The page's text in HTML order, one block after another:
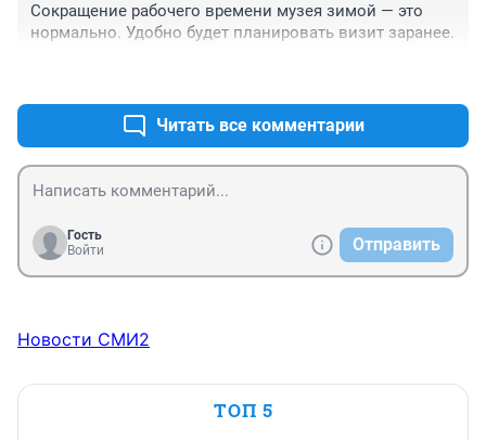
Сокращение рабочего времени музея зимой — это
нормально. Удобно будет планировать визит заранее.
Читать все комментарии
Гость
Войти
Отправить
Новости СМИ2
ТОП 5